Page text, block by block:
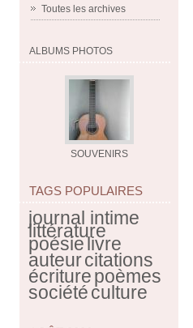
Toutes les archives
ALBUMS PHOTOS
SOUVENIRS
TAGS POPULAIRES
journal intime
littérature
poésielivre
auteurcitations
écriturepoèmes
sociétéculture